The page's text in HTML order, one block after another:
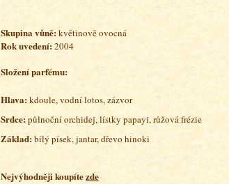
Skupina vůně: květinově ovocná
Rok uvedení:2004
Složení parfému:
Hlava:kdoule, vodní lotos, zázvor
Srdce:půlnoční orchidej, lístky papayi, růžová frézie
Základ:bílý písek, jantar, dřevo hinoki
Nejvýhodněji koupítezde